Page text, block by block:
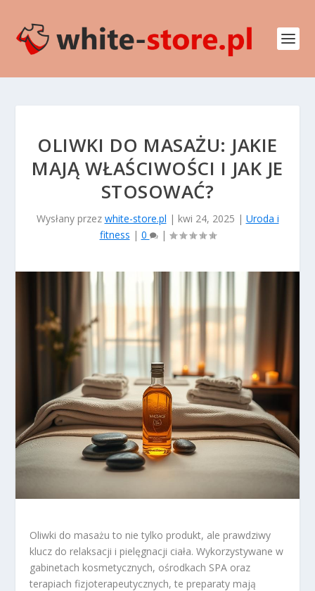
OLIWKI DO MASAŻU: JAKIE
MAJĄ WŁAŚCIWOŚCI I JAK JE
STOSOWAĆ?
Wysłany przez white-store.pl | kwi 24, 2025 | Uroda i
fitness | 0 |
Oliwki do masażu to nie tylko produkt, ale prawdziwy
klucz do relaksacji i pielęgnacji ciała. Wykorzystywane w
gabinetach kosmetycznych, ośrodkach SPA oraz
terapiach fizjoterapeutycznych, te preparaty mają